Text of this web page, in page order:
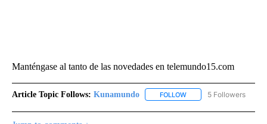
Manténgase al tanto de las novedades en telemundo15.com
Article Topic Follows: Kunamundo FOLLOW FOLLOW5 Followers